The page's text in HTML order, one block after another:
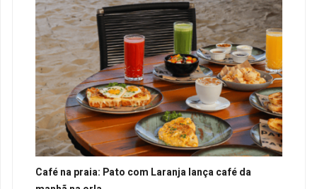
Café na praia: Pato com Laranja lança café da